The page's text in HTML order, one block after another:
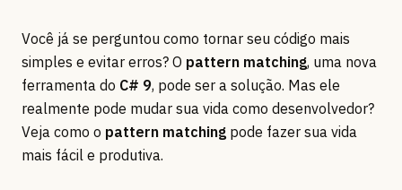
Você já se perguntou como tornar seu código mais
simples e evitar erros? O pattern matching, uma nova
ferramenta do C# 9, pode ser a solução. Mas ele
realmente pode mudar sua vida como desenvolvedor?
Veja como o pattern matching pode fazer sua vida
mais fácil e produtiva.